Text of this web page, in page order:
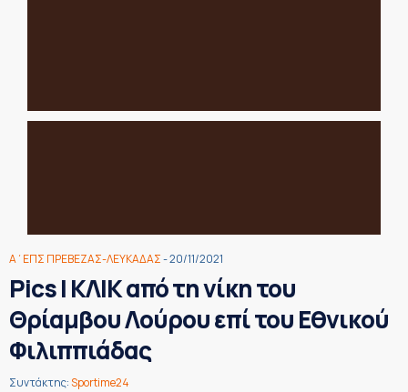
Α΄ΕΠΣ ΠΡΕΒΕΖΑΣ-ΛΕΥΚΑΔΑΣ- 20/11/2021
Pics | ΚΛΙΚ από τη νίκη του
Θρίαμβου Λούρου επί του Εθνικού
Φιλιππιάδας
Συντάκτης:Sportime24